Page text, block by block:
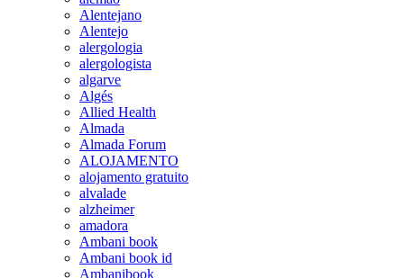
Alentejano
Alentejo
alergologia
alergologista
algarve
Algés
Allied Health
Almada
Almada Forum
ALOJAMENTO
alojamento gratuito
alvalade
alzheimer
amadora
Ambani book
Ambani book id
Ambanibook